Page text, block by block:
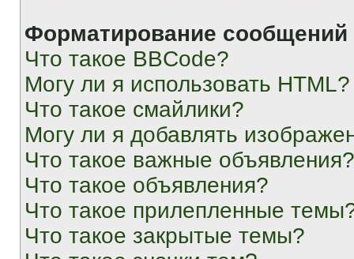
Форматирование
Что такое BBCode?
Могу ли я использовать HTML?
Что такое смайлики?
Могу ли я добавлять
Что такое важные объявления?
Что такое объявления?
Что такое прилепленные
Что такое закрытые темы?